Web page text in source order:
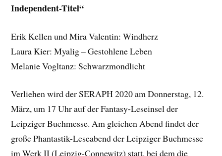
Independent-Titel“
Erik Kellen und Mira Valentin: Windherz
Laura Kier: Myalig – Gestohlene Leben
Melanie Vogltanz: Schwarzmondlicht
Verliehen wird der SERAPH 2020 am Donnerstag, 12.
März, um 17 Uhr auf der Fantasy-Leseinsel der
Leipziger Buchmesse. Am gleichen Abend findet der
große Phantastik-Leseabend der Leipziger Buchmesse
im Werk II (Leipzig-Connewitz) statt, bei dem die